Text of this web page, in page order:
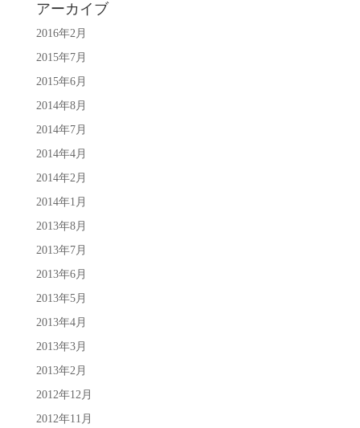
アーカイブ
2016年2月
2015年7月
2015年6月
2014年8月
2014年7月
2014年4月
2014年2月
2014年1月
2013年8月
2013年7月
2013年6月
2013年5月
2013年4月
2013年3月
2013年2月
2012年12月
2012年11月